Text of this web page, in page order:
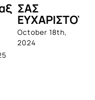
ΣΑΣ
October 18th,
2024